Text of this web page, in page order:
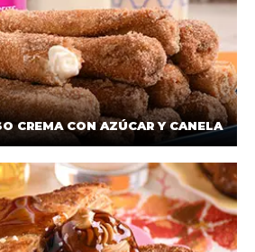
CREMA CON AZÚCAR Y CANELA